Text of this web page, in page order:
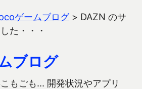
ゲームブログ> DAZN のサ
た・・・
ブログ
もごも… 開発状況やアプリ